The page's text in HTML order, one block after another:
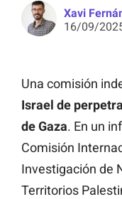
Xavi
16/09/
Una comisión
Israel de
de Gaza. En un
Comisión
Investigación de
Territorios